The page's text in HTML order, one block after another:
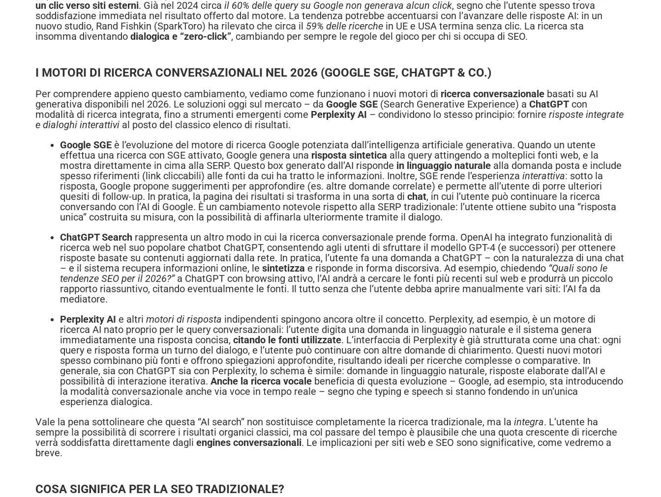
un clic verso siti esterni. Già nel 2024 circa il 60% delle query su Google non generava alcun click, segno che l’utente spesso trova
soddisfazione immediata nel risultato offerto dal motore. La tendenza potrebbe accentuarsi con l’avanzare delle risposte AI: in un
nuovo studio, Rand Fishkin (SparkToro) ha rilevato che circa il 59% delle ricerche in UE e USA termina senza clic. La ricerca sta
insomma diventando dialogica e “zero-click”, cambiando per sempre le regole del gioco per chi si occupa di SEO.
I MOTORI DI RICERCA CONVERSAZIONALI NEL 2026 (GOOGLE SGE, CHATGPT & CO.)
Per comprendere appieno questo cambiamento, vediamo come funzionano i nuovi motori di ricerca conversazionale basati su AI
generativa disponibili nel 2026. Le soluzioni oggi sul mercato – da Google SGE (Search Generative Experience) a ChatGPT con
modalità di ricerca integrata, fino a strumenti emergenti come Perplexity AI – condividono lo stesso principio: fornire risposte integrate
e dialoghi interattivi al posto del classico elenco di risultati.
Google SGE è l’evoluzione del motore di ricerca Google potenziata dall’intelligenza artificiale generativa. Quando un utente
effettua una ricerca con SGE attivato, Google genera una risposta sintetica alla query attingendo a molteplici fonti web, e la
mostra direttamente in cima alla SERP. Questo box generato dall’AI risponde in linguaggio naturale alla domanda posta e include
spesso riferimenti (link cliccabili) alle fonti da cui ha tratto le informazioni. Inoltre, SGE rende l’esperienza interattiva: sotto la
risposta, Google propone suggerimenti per approfondire (es. altre domande correlate) e permette all’utente di porre ulteriori
quesiti di follow-up. In pratica, la pagina dei risultati si trasforma in una sorta di chat, in cui l’utente può continuare la ricerca
conversando con l’AI di Google. È un cambiamento notevole rispetto alla SERP tradizionale: l’utente ottiene subito una “risposta
unica” costruita su misura, con la possibilità di affinarla ulteriormente tramite il dialogo.
ChatGPT Search rappresenta un altro modo in cui la ricerca conversazionale prende forma. OpenAI ha integrato funzionalità di
ricerca web nel suo popolare chatbot ChatGPT, consentendo agli utenti di sfruttare il modello GPT-4 (e successori) per ottenere
risposte basate su contenuti aggiornati dalla rete. In pratica, l’utente fa una domanda a ChatGPT – con la naturalezza di una chat
– e il sistema recupera informazioni online, le sintetizza e risponde in forma discorsiva. Ad esempio, chiedendo “Quali sono le
tendenze SEO per il 2026?”a ChatGPT con browsing attivo, l’AI andrà a cercare le fonti più recenti sul web e produrrà un piccolo
rapporto riassuntivo, citando eventualmente le fonti. Il tutto senza che l’utente debba aprire manualmente vari siti: l’AI fa da
mediatore.
Perplexity AI e altri motori di risposta indipendenti spingono ancora oltre il concetto. Perplexity, ad esempio, è un motore di
ricerca AI nato proprio per le query conversazionali: l’utente digita una domanda in linguaggio naturale e il sistema genera
immediatamente una risposta concisa, citando le fonti utilizzate. L’interfaccia di Perplexity è già strutturata come una chat: ogni
query e risposta forma un turno del dialogo, e l’utente può continuare con altre domande di chiarimento. Questi nuovi motori
spesso combinano più fonti e offrono spiegazioni approfondite, risultando ideali per ricerche complesse o comparative. In
generale, sia con ChatGPT sia con Perplexity, lo schema è simile: domande in linguaggio naturale, risposte elaborate dall’AI e
possibilità di interazione iterativa. Anche la ricerca vocale beneficia di questa evoluzione – Google, ad esempio, sta introducendo
la modalità conversazionale anche via voce in tempo reale – segno che typing e speech si stanno fondendo in un’unica
esperienza dialogica.
Vale la pena sottolineare che questa “AI search” non sostituisce completamente la ricerca tradizionale, ma la integra. L’utente ha
sempre la possibilità di scorrere i risultati organici classici, ma col passare del tempo è plausibile che una quota crescente di ricerche
verrà soddisfatta direttamente dagli engines conversazionali. Le implicazioni per siti web e SEO sono significative, come vedremo a
breve.
COSA SIGNIFICA PER LA SEO TRADIZIONALE?